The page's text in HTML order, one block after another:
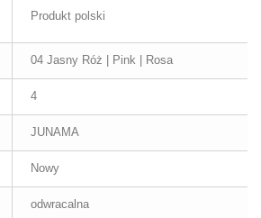
Produkt polski
04 Jasny Róż | Pink | Rosa
4
JUNAMA
Nowy
odwracalna